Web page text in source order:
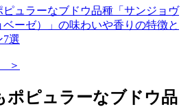
ピュラーなブドウ品種「サンジョヴ
ベーゼ）」の味わいや香りの特徴と
7選
＞
ポピュラーなブドウ品